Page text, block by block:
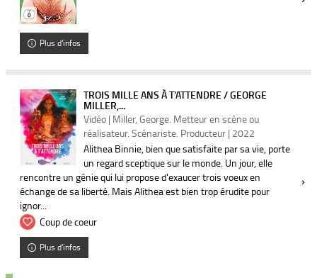
Plus d'infos
TROIS MILLE ANS À T'ATTENDRE / GEORGE
MILLER,...
Vidéo | Miller, George. Metteur en scène ou
réalisateur. Scénariste. Producteur | 2022
Alithea Binnie, bien que satisfaite par sa vie, porte
un regard sceptique sur le monde. Un jour, elle
rencontre un génie qui lui propose d'exaucer trois voeux en
échange de sa liberté. Mais Alithea est bien trop érudite pour
ignor...
Coup de coeur
Plus d'infos